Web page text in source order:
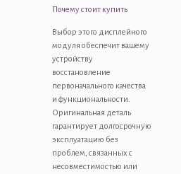
Почему стоит купить
Выбор этого дисплейного
модуля обеспечит вашему
устройству
восстановление
первоначального качества
и функциональности.
Оригинальная деталь
гарантирует долгосрочную
эксплуатацию без
проблем, связанных с
несовместимостью или